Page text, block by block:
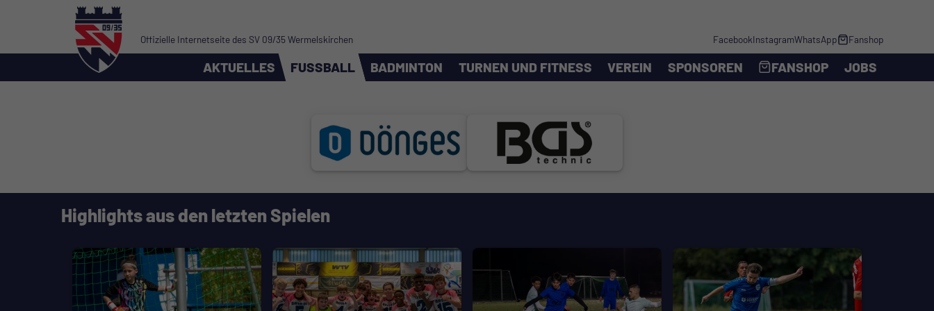
Offizielle Internetseite des SV 09/35 Wermelskirchen FacebookInstagramWhatsApp Fanshop
AKTUELLES FUSSBALL BADMINTON TURNEN UND FITNESS VEREIN SPONSOREN FANSHOP JOBS
Highlights aus den letzten Spielen